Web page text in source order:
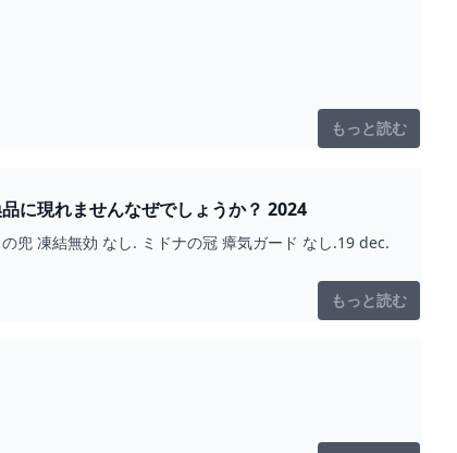
もっと読む
に現れませんなぜでしょうか？ 2024
兜 凍結無効 なし. ミドナの冠 瘴気ガード なし.19 dec.
もっと読む